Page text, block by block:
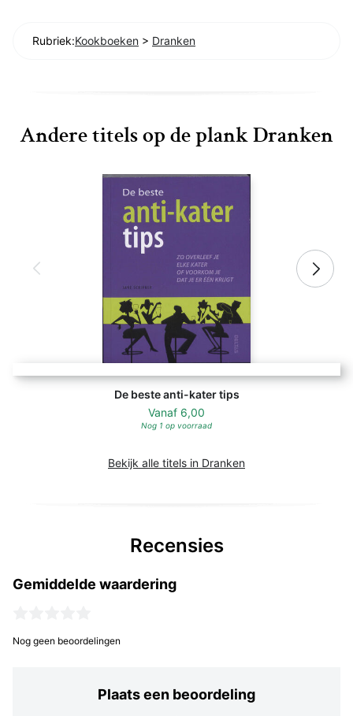
Rubriek:Kookboeken > Dranken
Andere titels op de plank Dranken
De beste anti-kater tips
Vanaf 6,00
Nog 1 op voorraad
Bekijk alle titels in Dranken
Recensies
Gemiddelde waardering
Nog geen beoordelingen
Plaats een beoordeling